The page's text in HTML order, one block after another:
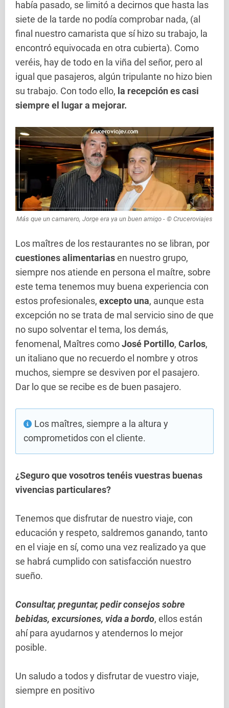
había pasado, se limitó a decirnos que hasta las
siete de la tarde no podía comprobar nada, (al
final nuestro camarista que sí hizo su trabajo, la
encontró equivocada en otra cubierta). Como
veréis, hay de todo en la viña del señor, pero al
igual que pasajeros, algún tripulante no hizo bien
su trabajo. Con todo ello, la recepción es casi
siempre el lugar a mejorar.
Más que un camarero, Jorge era ya un buen amigo - © Cruceroviajes
Los maîtres de los restaurantes no se libran, por
cuestiones alimentariasen nuestro grupo,
siempre nos atiende en persona el maítre, sobre
este tema tenemos muy buena experiencia con
estos profesionales, excepto una, aunque esta
excepción no se trata de mal servicio sino de que
no supo solventar el tema, los demás,
fenomenal, Maîtres comoJosé Portillo, Carlos,
un italiano que no recuerdo el nombre y otros
muchos, siempre se desviven por el pasajero.
Dar lo que se recibe es de buen pasajero.
Los maîtres, siempre a la altura y
comprometidos con el cliente.
¿Seguro que vosotros tenéis vuestras buenas
vivencias particulares?
Tenemos que disfrutar de nuestro viaje, con
educación y respeto, saldremos ganando, tanto
en el viaje en sí, como una vez realizado ya que
se habrá cumplido con satisfacción nuestro
sueño.
Consultar, preguntar, pedir consejos sobre
bebidas, excursiones, vida a bordo, ellos están
ahí para ayudarnos y atendernos lo mejor
posible.
Un saludo a todos y disfrutar de vuestro viaje,
siempre en positivo